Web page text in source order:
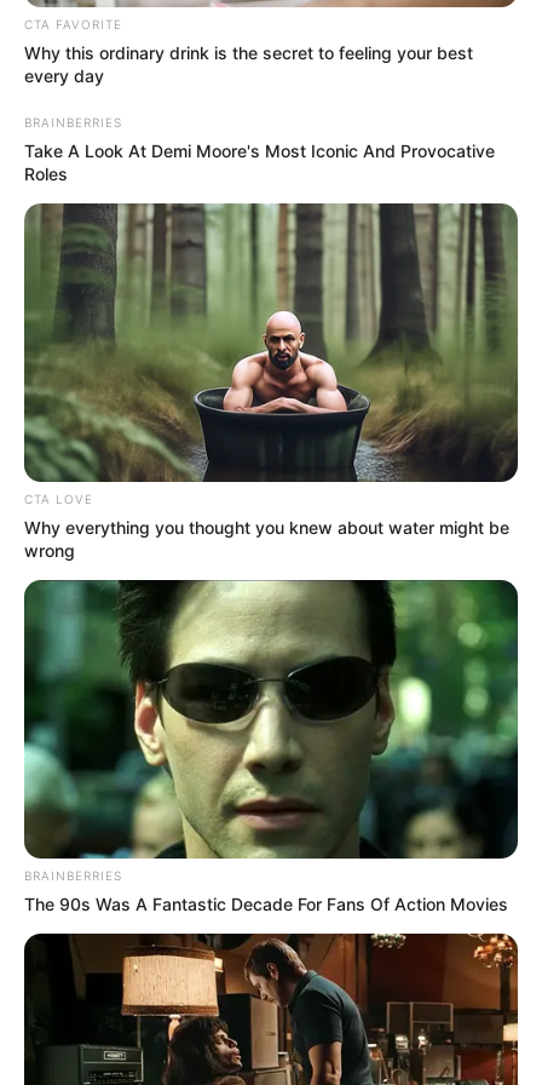
Άντρας άφησε την τελευταία του πνοή σε
παραλία κοντά στη Χαλκίδα
Ακολουθήστε το evianews.com στο Google
News
ΤΑ ΠΙΟ ΔΗΜΟΦΙΛΗ
CTA FAVORITE
Why this ordinary drink is the secret to feeling your best
every day
BRAINBERRIES
Take A Look At Demi Moore's Most Iconic And Provocative
Roles
CTA LOVE
Why everything you thought you knew about water might be
wrong
BRAINBERRIES
The 90s Was A Fantastic Decade For Fans Of Action Movies